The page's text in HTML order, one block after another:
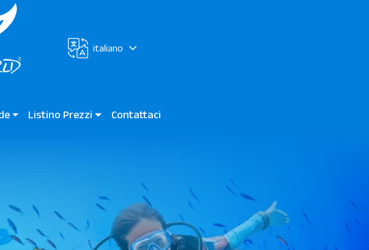
italiano
Listino Prezzi Contattaci